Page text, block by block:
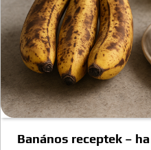
Banános receptek –